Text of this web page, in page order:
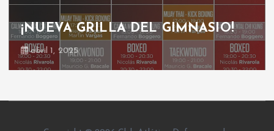
¡NUEVA GRILLA DEL GIMNASIO!
abril 1, 2025